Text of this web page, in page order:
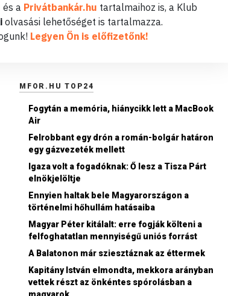
és a Privátbankár.hu tartalmaihoz is, a Klub
olvasási lehetőséget is tartalmazza.
Legyen Ön is előfizetőnk!
MFOR.HU TOP24
Fogytán a memória, hiánycikk lett a MacBook
Air
Felrobbant egy drón a román-bolgár határon
egy gázvezeték mellett
Igaza volt a fogadóknak: Ő lesz a Tisza Párt
elnökjelöltje
Ennyien haltak bele Magyarországon a
történelmi hőhullám hatásaiba
Magyar Péter kitálalt: erre fogják költeni a
felfoghatatlan mennyiségű uniós forrást
A Balatonon már sziesztáznak az éttermek
Kapitány István elmondta, mekkora arányban
vettek részt az önkéntes spórolásban a